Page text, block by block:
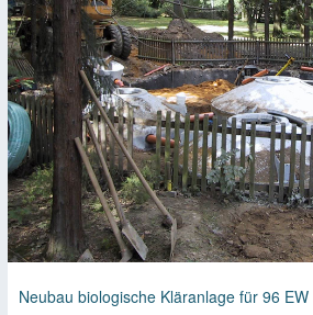
Neubau biologische Kläranlage für 96 EW